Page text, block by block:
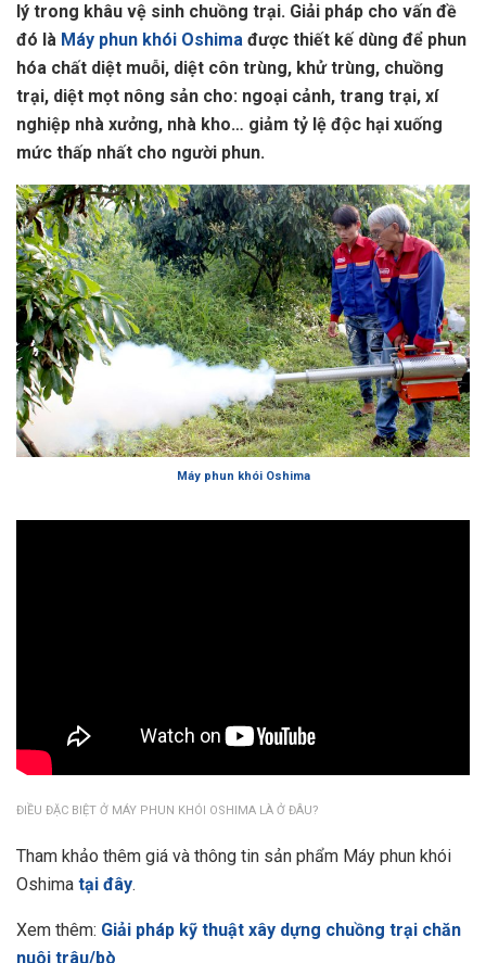
lý trong khâu vệ sinh chuồng trại. Giải pháp cho vấn đề
đó là Máy phun khói Oshima được thiết kế dùng để phun
hóa chất diệt muỗi, diệt côn trùng, khử trùng, chuồng
trại, diệt mọt nông sản cho: ngoại cảnh, trang trại, xí
nghiệp nhà xưởng, nhà kho… giảm tỷ lệ độc hại xuống
mức thấp nhất cho người phun.
Máy phun khói Oshima
ĐIỀU ĐẶC BIỆT Ở MÁY PHUN KHÓI OSHIMA LÀ Ở ĐÂU?
Tham khảo thêm giá và thông tin sản phẩm Máy phun khói
Oshima tại đây.
Xem thêm: Giải pháp kỹ thuật xây dựng chuồng trại chăn
nuôi trâu/bò